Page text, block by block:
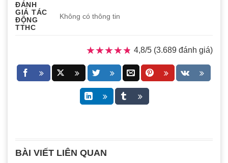
ĐÁNH
GIÁ TÁC
ĐỘNG
TTHC
Không có thông tin
★★★★★
★★★★★ 4,8/5 (3.689 đánh giá)
BÀI VIẾT LIÊN QUAN